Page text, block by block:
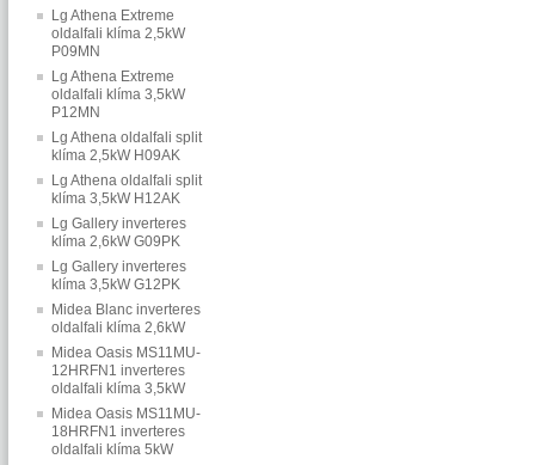
Lg Athena Extreme
oldalfali klíma 2,5kW
P09MN
Lg Athena Extreme
oldalfali klíma 3,5kW
P12MN
Lg Athena oldalfali split
klíma 2,5kW H09AK
Lg Athena oldalfali split
klíma 3,5kW H12AK
Lg Gallery inverteres
klíma 2,6kW G09PK
Lg Gallery inverteres
klíma 3,5kW G12PK
Midea Blanc inverteres
oldalfali klíma 2,6kW
Midea Oasis MS11MU-
12HRFN1 inverteres
oldalfali klíma 3,5kW
Midea Oasis MS11MU-
18HRFN1 inverteres
oldalfali klíma 5kW